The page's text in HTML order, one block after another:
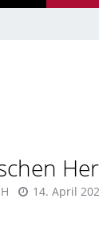
14. April